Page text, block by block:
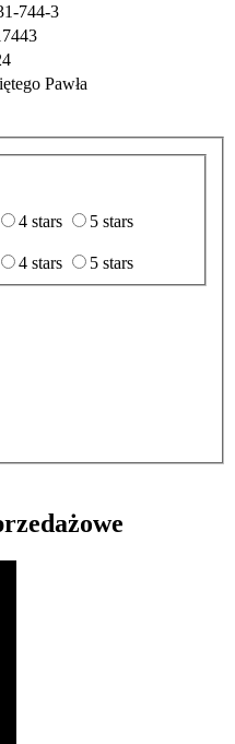
744-3
Pawła
4 stars
5 stars
4 stars
5 stars